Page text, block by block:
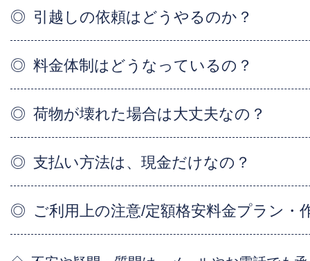
引越しの依頼はどうやるのか？
料金体制はどうなっているの？
荷物が壊れた場合は大丈夫なの？
支払い方法は、現金だけなの？
ご利用上の注意/定額格安料金プラン・